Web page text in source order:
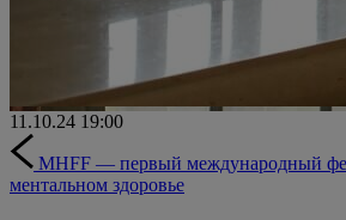
11.10.24 19:00
MHFF — первый международный
ментальном здоровье